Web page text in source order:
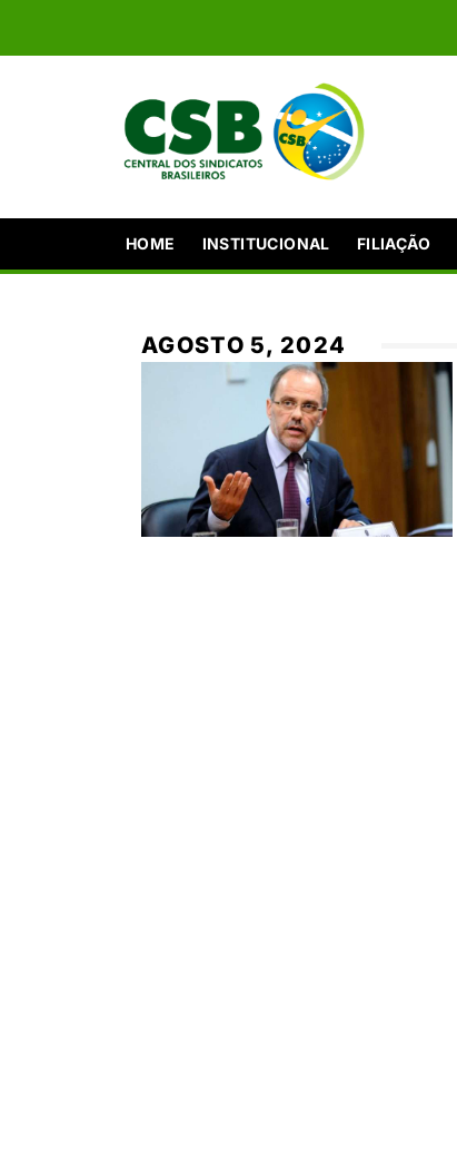
HOME INSTITUCIONAL FILIAÇÃO
AGOSTO 5, 2024